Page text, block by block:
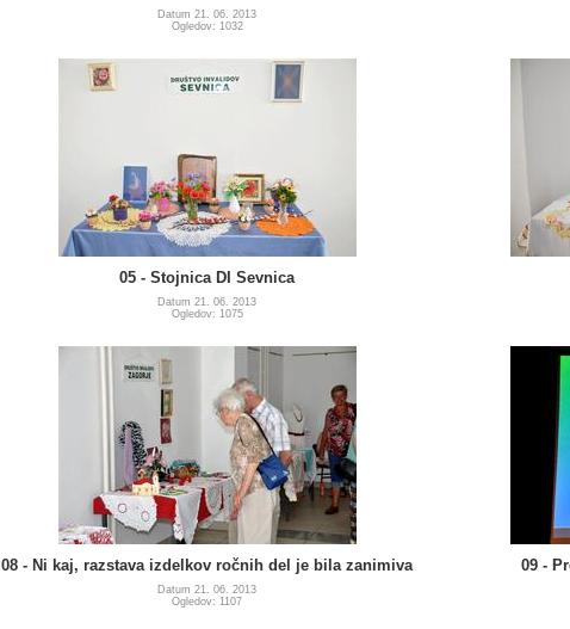
Datum 21. 06. 2013
Ogledov: 1032
05 - Stojnica DI Sevnica
Datum 21. 06. 2013
Ogledov: 1075
08 - Ni kaj, razstava izdelkov ročnih del je bila zanimiva
Datum 21. 06. 2013
Ogledov: 1107
09 -